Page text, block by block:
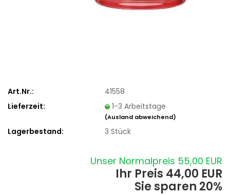
Art.Nr.:
41558
Lieferzeit:
1-3 Arbeitstage
(Ausland abweichend)
Lagerbestand: 3Stück
Unser Normalpreis 55,00 EUR
Ihr Preis 44,00 EUR
Sie sparen 20%